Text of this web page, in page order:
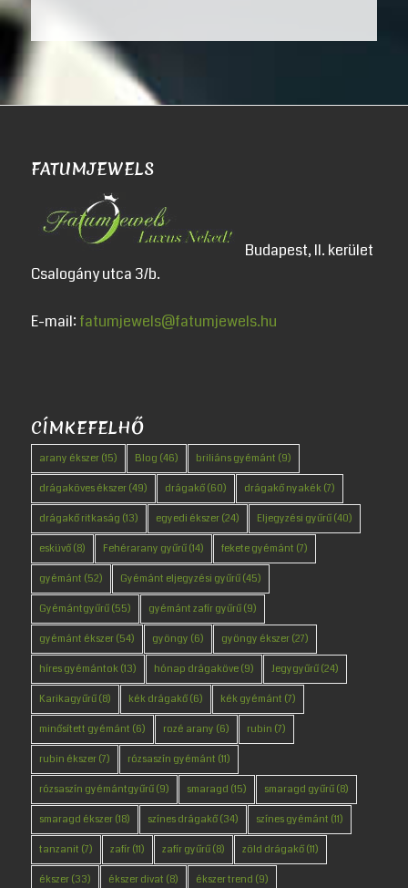
FATUMJEWELS
Budapest, II. kerület
Csalogány utca 3/b.
E-mail: fatumjewels@fatumjewels.hu
CÍMKEFELHŐ
arany ékszer(15) Blog (46) briliáns gyémánt (9)
drágaköves ékszer(49) drágakő(60) drágakő nyakék(7)
drágakő ritkaság (13) egyedi ékszer(24) Eljegyzési gyűrű(40)
esküvő(8) Fehérarany gyűrű(14) fekete gyémánt (7)
gyémánt (52) Gyémánt eljegyzési gyűrű(45)
Gyémántgyűrű(55) gyémánt zafír gyűrű(9)
gyémánt ékszer(54) gyöngy (6) gyöngy ékszer(27)
híres gyémántok(13) hónap drágaköve(9) Jegygyűrű(24)
Karikagyűrű(8) kék drágakő(6) kék gyémánt (7)
minősített gyémánt (6) rozé arany (6) rubin (7)
rubin ékszer(7) rózsaszín gyémánt (11)
rózsaszín gyémántgyűrű(9) smaragd (15) smaragd gyűrű(8)
smaragd ékszer(18) színes drágakő(34) színes gyémánt (11)
tanzanit (7) zafír(11) zafír gyűrű(8) zöld drágakő(11)
ékszer(33) ékszer divat (8) ékszer trend (9)